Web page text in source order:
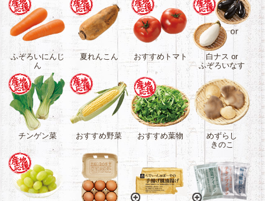
ふぞろいにんじ
ん
夏れんこん おすすめトマト
白ナス or
ふぞろいなす
チンゲン菜 おすすめ野菜 おすすめ葉物
めずらし
きのこ